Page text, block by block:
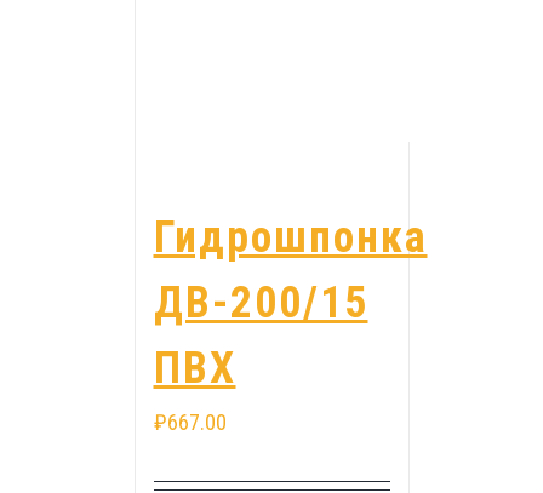
Гидрошпонка
ДВ-200/15
ПВХ
₽667.00